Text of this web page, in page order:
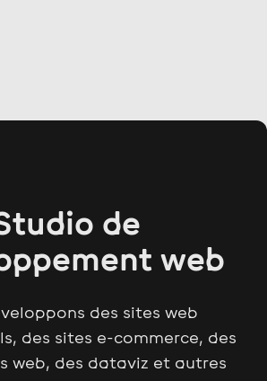
de
web
des sites web
, des sites e-commerce, des
web, des dataviz et autres